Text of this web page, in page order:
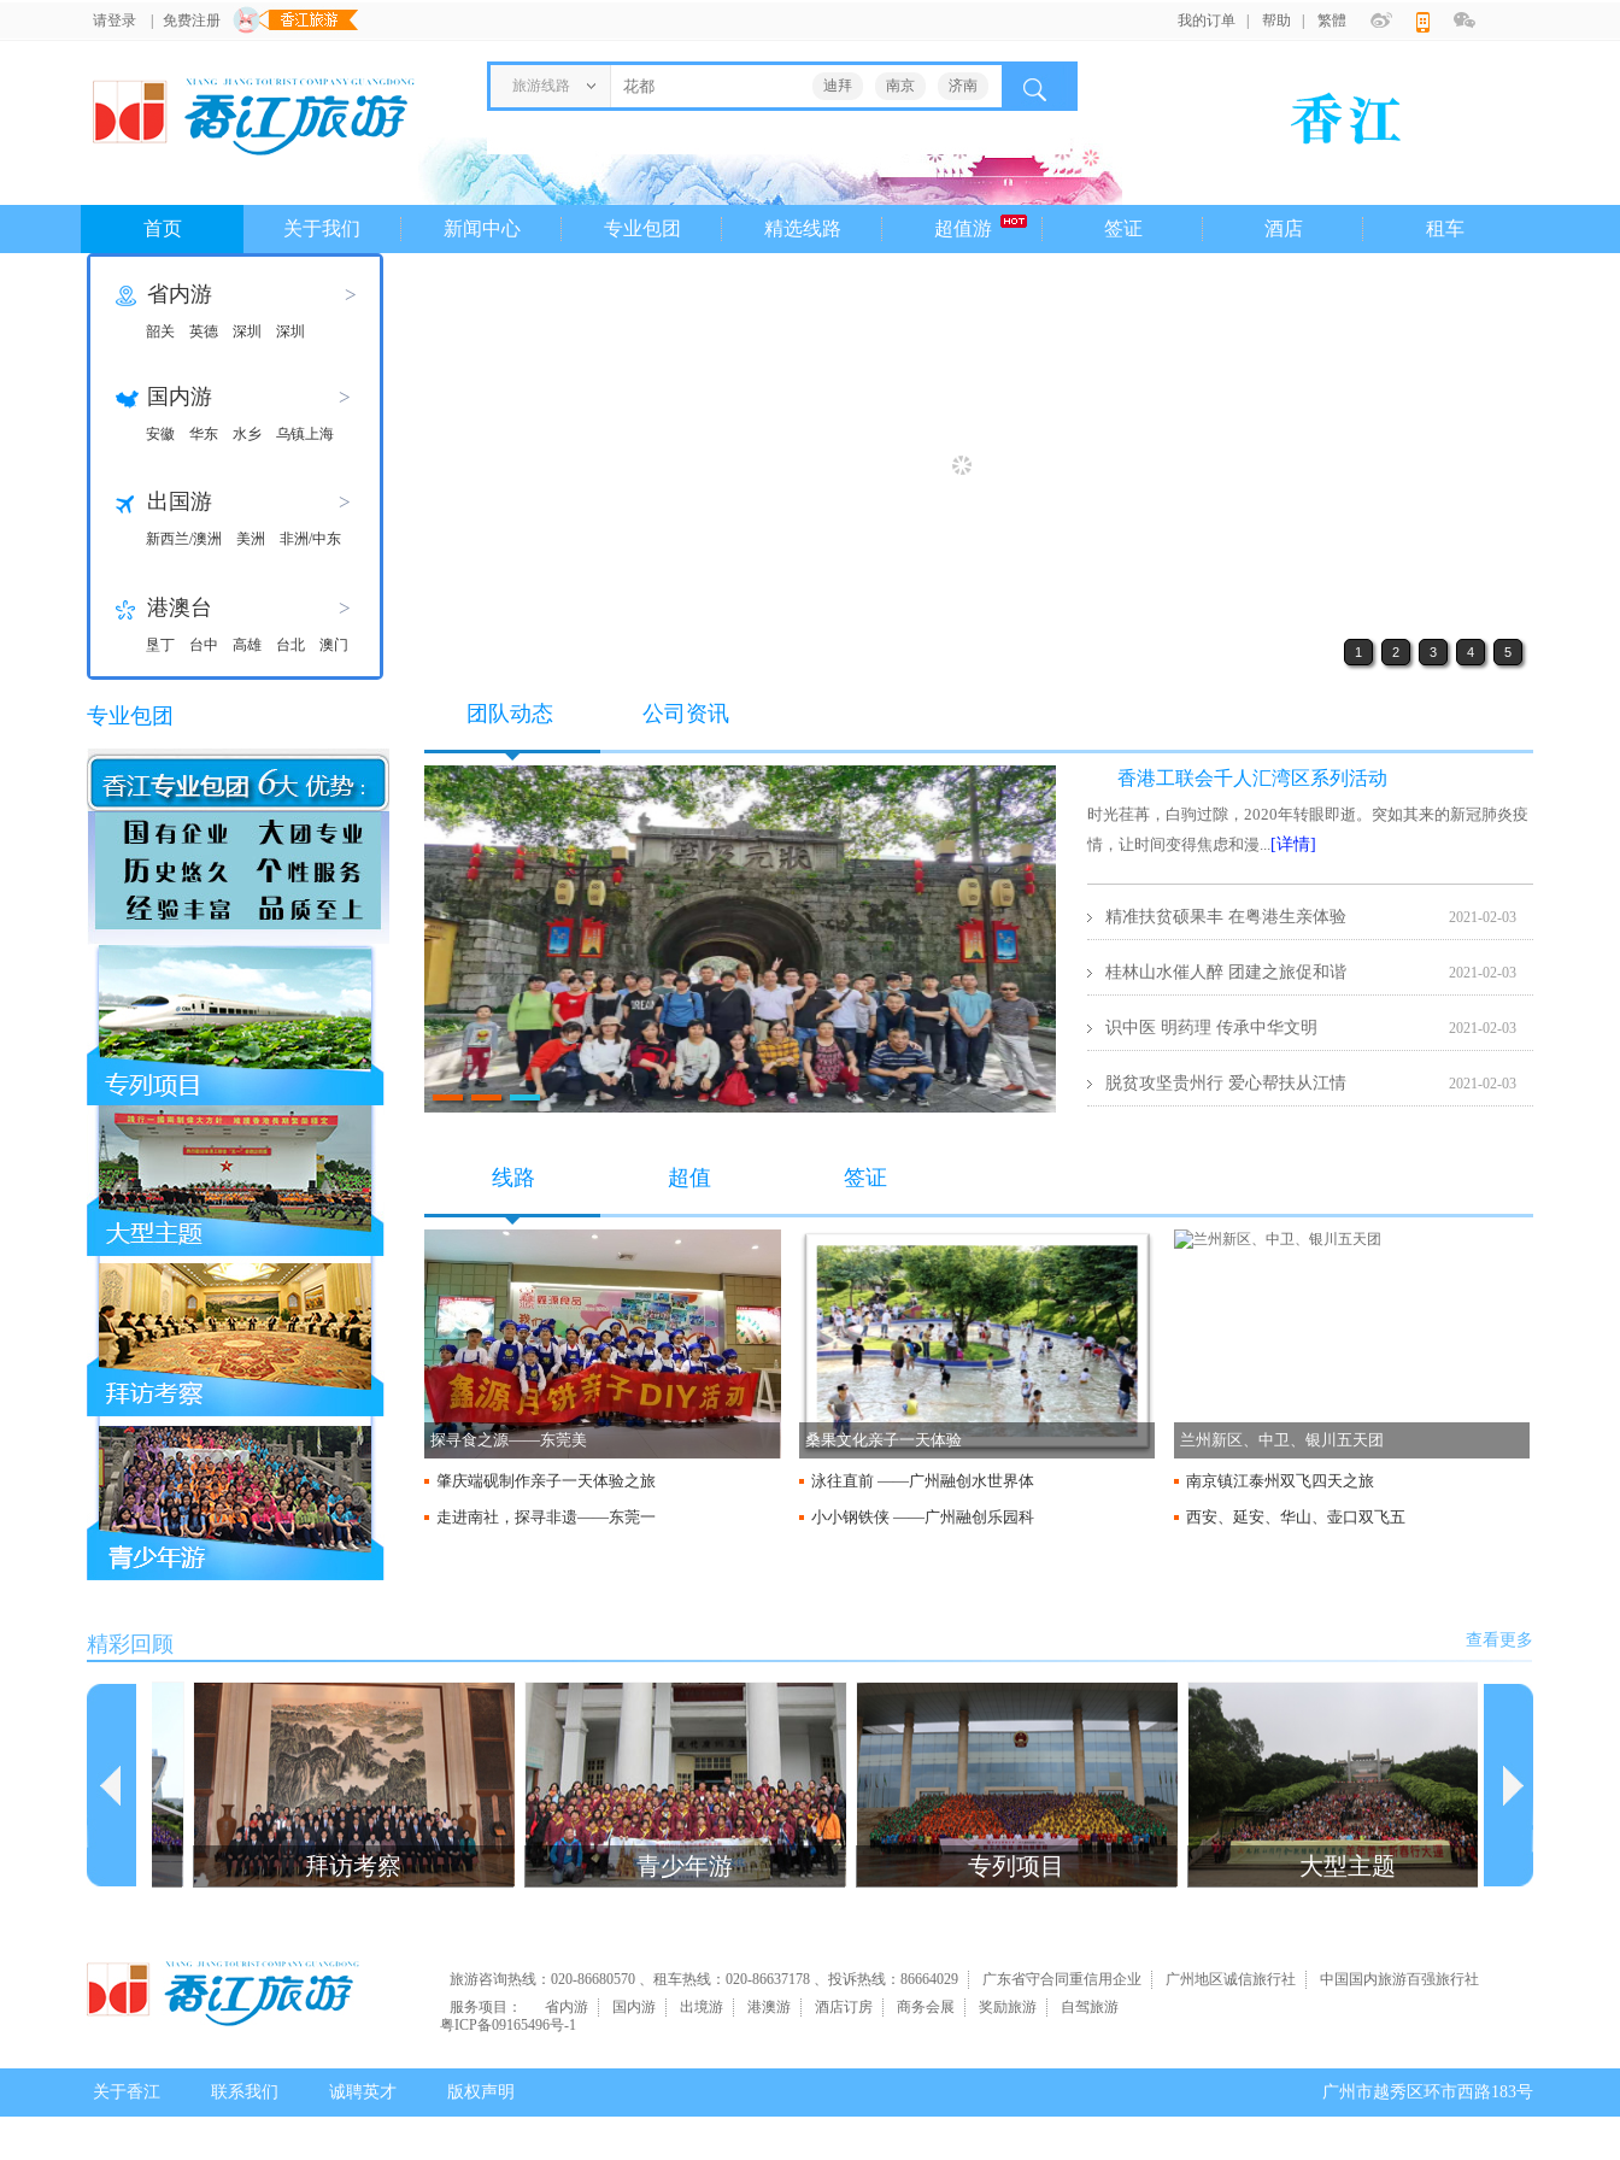
请登录 免费注册 我的订单 帮助 繁體
旅游线路 迪拜 南京 济南
首页 关于我们 新闻中心 专业包团 精选线路 超值游 签证 酒店 租车
1 2 3 4 5
省内游 >
韶关 英德 深圳 深圳
国内游 >
安徽 华东 水乡 乌镇上海
出国游 >
新西兰/澳洲 美洲 非洲/中东
港澳台 >
垦丁 台中 高雄 台北 澳门
专业包团 团队动态 公司资讯
香港工联会千人汇湾区系列活动
时光荏苒，白驹过隙，2020年转眼即逝。突如其来的新冠肺炎疫
情，让时间变得焦虑和漫...[详情]
精准扶贫硕果丰 在粤港生亲体验 2021-02-03
桂林山水催人醉 团建之旅促和谐 2021-02-03
识中医 明药理 传承中华文明 2021-02-03
脱贫攻坚贵州行 爱心帮扶从江情 2021-02-03
线路 超值 签证
探寻食之源——东莞美
肇庆端砚制作亲子一天体验之旅
走进南社，探寻非遗——东莞一
桑果文化亲子一天体验
泳往直前 ——广州融创水世界体
验研学
小小钢铁侠 ——广州融创乐园科
兰州新区、中卫、银川五天团
南京镇江泰州双飞四天之旅
西安、延安、华山、壶口双飞五
精彩回顾 查看更多
拜访考察 青少年游 专列项目 大型主题
旅游咨询热线：020-86680570 、租车热线：020-86637178 、投诉热线：86664029 广东省守合同重信用企业 广州地区诚信旅行社
中国国内旅游百强旅行社
服务项目：
省内游 国内游 出境游 港澳游 酒店订房 商务会展 奖励旅游
自驾旅游
粤ICP备09165496号-1
关于香江 联系我们 诚聘英才 版权声明 广州市越秀区环市西路183号